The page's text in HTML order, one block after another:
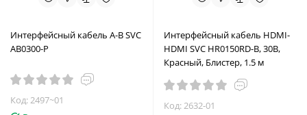
Интерфейсный кабель A-B SVC
AB0300-P
Код: 2497~01
Интерфейсный кабель HDMI-
HDMI SVC HR0150RD-B, 30В,
Красный, Блистер, 1.5 м
Код: 2632-01